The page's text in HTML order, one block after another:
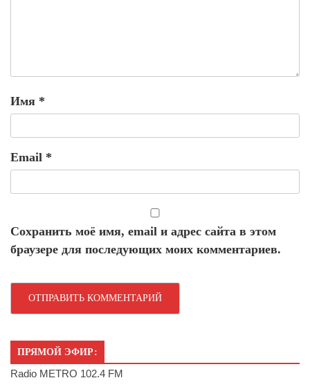
Имя *
Email *
Сохранить моё имя, email и адрес сайта в этом
браузере для последующих моих комментариев.
ПРЯМОЙ ЭФИР:
Radio METRO 102.4 FM